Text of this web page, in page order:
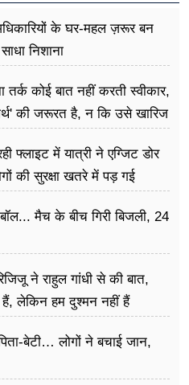
के घर-महल ज़रूर बन
निशाना
कोई बात नहीं करती स्वीकार,
की जरूरत है, न कि उसे खारिज
फ्लाइट में यात्री ने एग्जिट डोर
की सुरक्षा खतरे में पड़ गई
मैच के बीच गिरी बिजली, 24
ने राहुल गांधी से की बात,
हैं, लेकिन हम दुश्मन नहीं हैं
बेटी… लोगों ने बचाई जान,